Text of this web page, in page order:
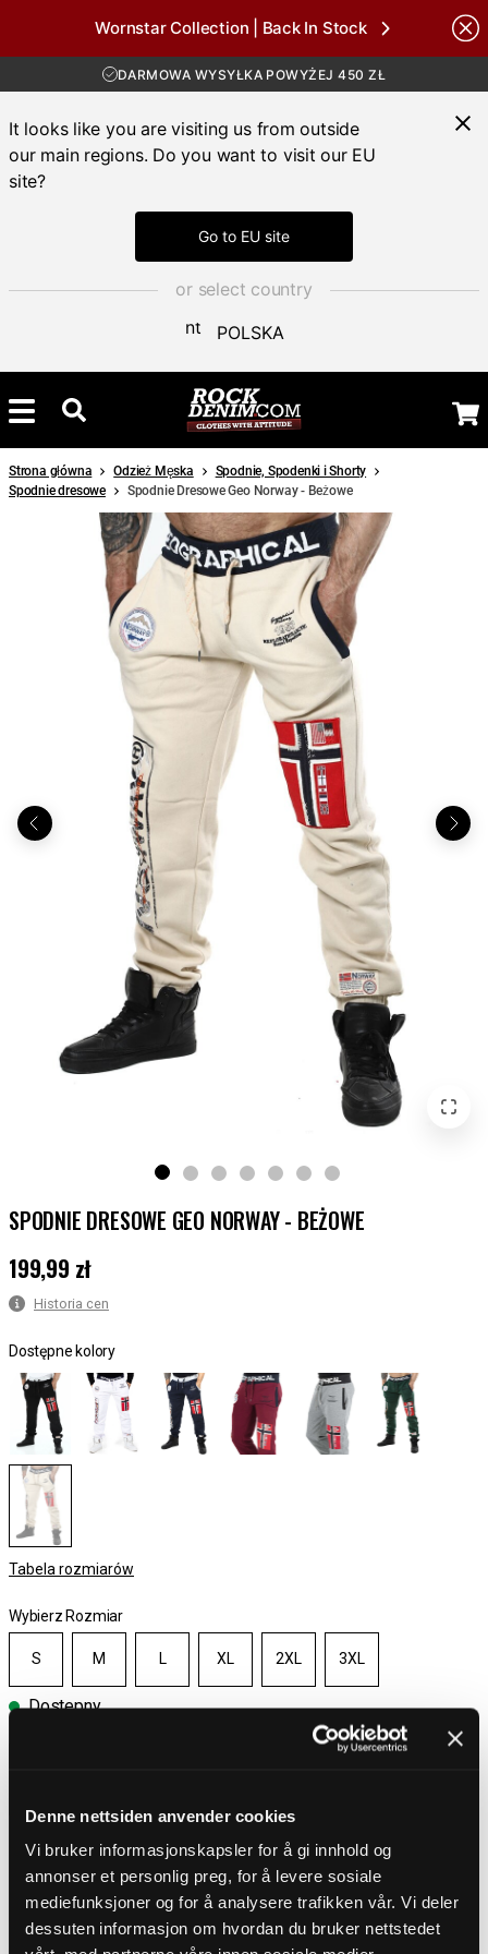
Denne nettsiden anvender cookies
Vi bruker informasjonskapsler for å gi innhold og
annonser et personlig preg, for å levere sosiale
mediefunksjoner og for å analysere trafikken vår. Vi deler
dessuten informasjon om hvordan du bruker nettstedet
Wornstar Collection | Back In Stock
30-DNIOWY OKRES ZWROTU
DARMOWA WYSYŁKA POWYŻEJ 450 ZŁ
It looks like you are visiting us from outside
our main regions. Do you want to visit our EU
site?
Go to EU site
or select country
POLSKA
Strona główna Odzież Męska
Spodnie, Spodenki i Shorty
Spodnie dresowe
Spodnie Dresowe Geo Norway - Beżowe
SPODNIE DRESOWE GEO NORWAY - BEŻOWE
Cena :199,99 zł
199,99 zł
Historia cen
Dostępne kolory
Tabela rozmiarów
Wybierz Rozmiar
S M L XL 2XL 3XL
Dostepny
30-dniowy okres zwrotu
Dostawa 4-7 dni
Darmowa wysyłka powyżej 450 zł